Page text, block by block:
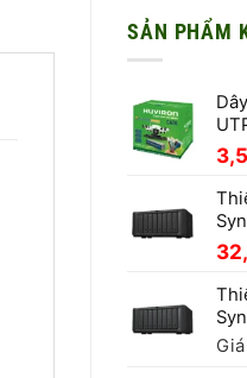
SẢN PHẨM